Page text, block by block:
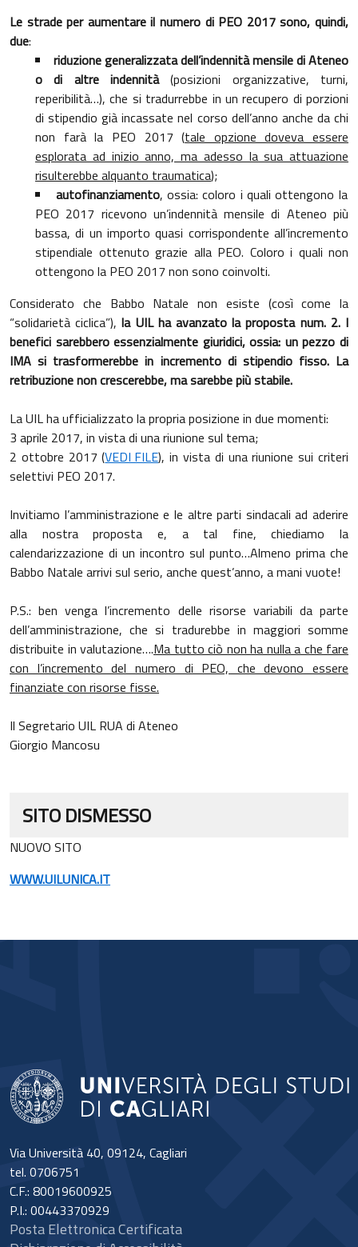
Le strade per aumentare il numero di PEO 2017 sono, quindi,
due:
riduzione generalizzata dell’indennità mensile di Ateneo
o di altre indennità(posizioni organizzative, turni,
reperibilità…), che si tradurrebbe in un recupero di porzioni
di stipendio già incassate nel corso dell’anno anche da chi
non farà la PEO 2017 (tale opzione doveva essere
esplorata ad inizio anno, ma adesso la sua attuazione
risulterebbe alquanto traumatica);
autofinanziamento, ossia: coloro i quali ottengono la
PEO 2017 ricevono un’indennità mensile di Ateneo più
bassa, di un importo quasi corrispondente all’incremento
stipendiale ottenuto grazie alla PEO. Coloro i quali non
ottengono la PEO 2017 non sono coinvolti.
Considerato che Babbo Natale non esiste (così come la
“solidarietà ciclica”),la UIL ha avanzato la proposta num. 2. I
benefici sarebbero essenzialmente giuridici, ossia: un pezzo di
IMA si trasformerebbe in incremento di stipendio fisso. La
retribuzione non crescerebbe, ma sarebbe più stabile.
La UIL ha ufficializzato la propria posizione in due momenti:
3 aprile 2017, in vista di una riunione sul tema;
2 ottobre 2017 (VEDI FILE), in vista di una riunione sui criteri
selettivi PEO 2017.
Invitiamo l’amministrazione e le altre parti sindacali ad aderire
alla nostra proposta e, a tal fine, chiediamo la
calendarizzazione di un incontro sul punto…Almeno prima che
Babbo Natale arrivi sul serio, anche quest’anno, a mani vuote!
P.S.: ben venga l’incremento delle risorse variabili da parte
dell’amministrazione, che si tradurebbe in maggiori somme
distribuite in valutazione….Ma tutto ciò non ha nulla a che fare
con l’incremento del numero di PEO, che devono essere
finanziate con risorse fisse.
Il Segretario UIL RUA di Ateneo
Giorgio Mancosu
SITO DISMESSO
NUOVO SITO
WWW.UILUNICA.IT
Via Università 40, 09124, Cagliari
tel. 0706751
C.F.: 80019600925
P.I.: 00443370929
Posta Elettronica Certificata